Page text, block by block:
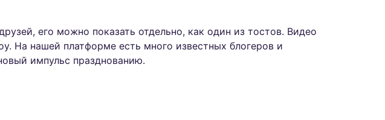
его можно показать отдельно, как один из тостов. Видео
На нашей платформе есть много известных блогеров и
импульс празднованию.